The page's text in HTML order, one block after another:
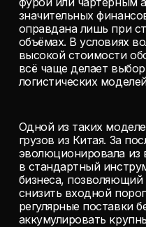
значительных
оправдана лишь при
объёмах. В условиях
высокой стоимости
всё чаще делает
логистических
Одной из таких
грузов из Китая. За
эволюционировала из
в стандартный
бизнеса,
снизить входной
регулярные поставки
аккумулировать